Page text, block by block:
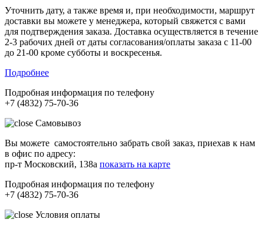
Уточнить дату, а также время и, при необходимости, маршрут
доставки вы можете у менеджера, который свяжется с вами
для подтверждения заказа. Доставка осуществляется в течение
2-3 рабочих дней от даты согласования/оплаты заказа с 11-00
до 21-00 кроме субботы и воскресенья.
Подробнее
Подробная информация по телефону
+7 (4832) 75-70-36
Самовывоз
Вы можете самостоятельно забрать свой заказ, приехав к нам
в офис по адресу:
пр-т Московский, 138а показать на карте
Подробная информация по телефону
+7 (4832) 75-70-36
Условия оплаты